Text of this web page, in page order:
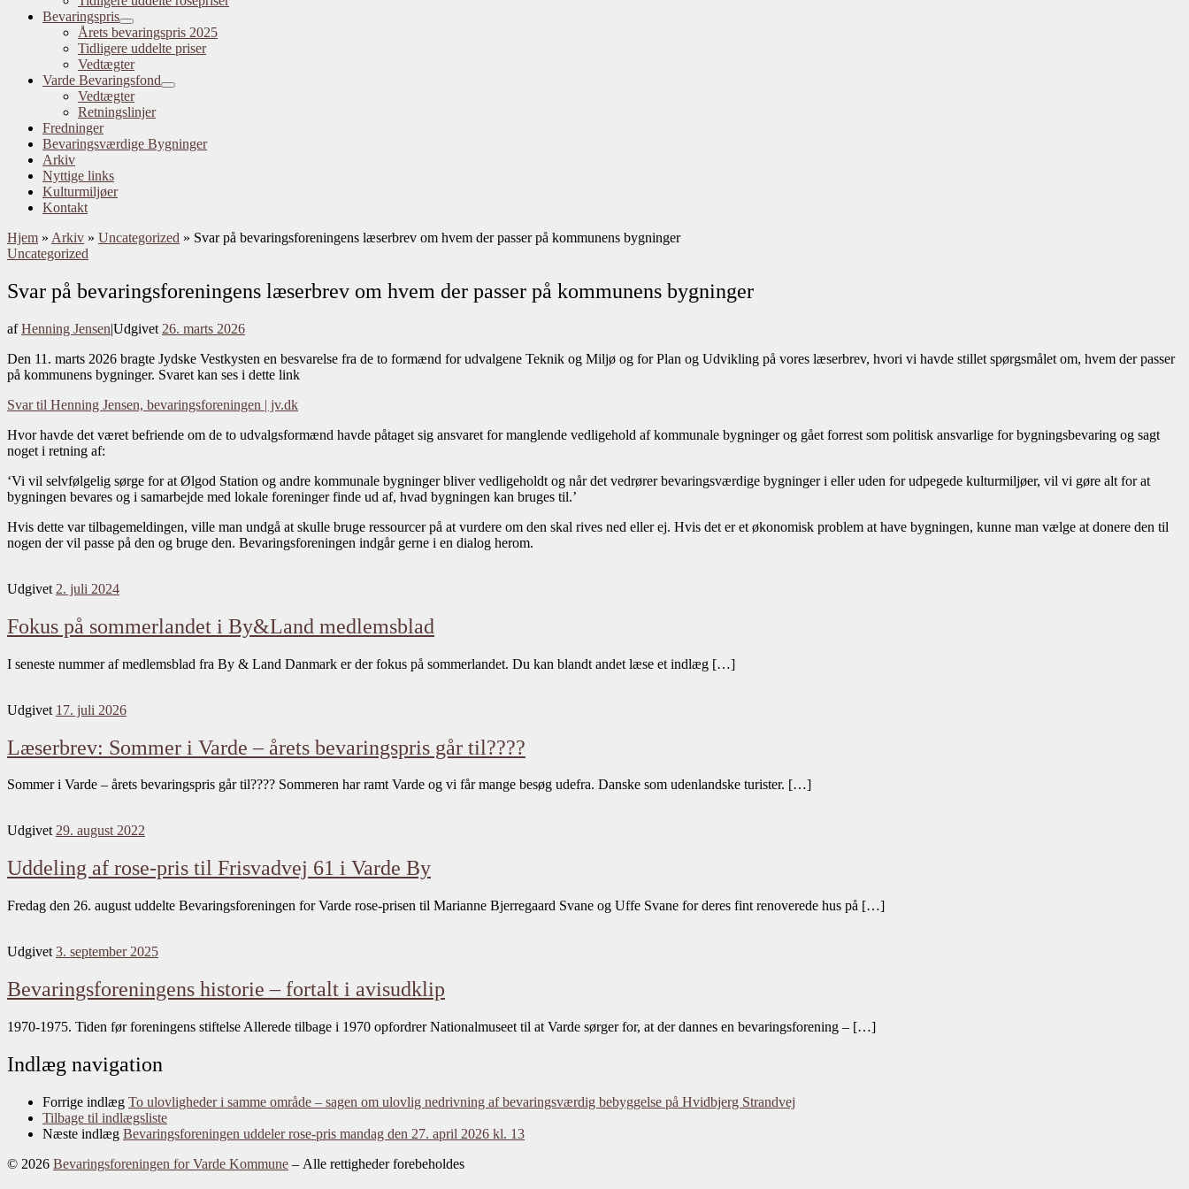
Bevaringspris
Årets bevaringspris 2025
Tidligere uddelte priser
Vedtægter
Varde Bevaringsfond
Vedtægter
Retningslinjer
Fredninger
Bevaringsværdige Bygninger
Arkiv
Nyttige links
Kulturmiljøer
Kontakt
Hjem » Arkiv » Uncategorized » Svar på bevaringsforeningens læserbrev om hvem der passer på kommunens bygninger
Uncategorized
Svar på bevaringsforeningens læserbrev om hvem der passer på kommunens bygninger
afHenning Jensen|Udgivet 26. marts 2026
Den 11. marts 2026 bragte Jydske Vestkysten en besvarelse fra de to formænd for udvalgene Teknik og Miljø og for Plan og Udvikling på vores læserbrev, hvori vi havde stillet spørgsmålet om, hvem der passer
på kommunens bygninger. Svaret kan ses i dette link
Svar til Henning Jensen, bevaringsforeningen | jv.dk
Hvor havde det været befriende om de to udvalgsformænd havde påtaget sig ansvaret for manglende vedligehold af kommunale bygninger og gået forrest som politisk ansvarlige for bygningsbevaring og sagt
noget i retning af:
‘Vi vil selvfølgelig sørge for at Ølgod Station og andre kommunale bygninger bliver vedligeholdt og når det vedrører bevaringsværdige bygninger i eller uden for udpegede kulturmiljøer, vil vi gøre alt for at
bygningen bevares og i samarbejde med lokale foreninger finde ud af, hvad bygningen kan bruges til.’
Hvis dette var tilbagemeldingen, ville man undgå at skulle bruge ressourcer på at vurdere om den skal rives ned eller ej. Hvis det er et økonomisk problem at have bygningen, kunne man vælge at donere den til
nogen der vil passe på den og bruge den. Bevaringsforeningen indgår gerne i en dialog herom.
Udgivet 2. juli 2024
Fokus på sommerlandet i By&Land medlemsblad
I seneste nummer af medlemsblad fra By & Land Danmark er der fokus på sommerlandet. Du kan blandt andet læse et indlæg […]
Udgivet 17. juli 2026
Læserbrev: Sommer i Varde – årets bevaringspris går til????
Sommer i Varde – årets bevaringspris går til???? Sommeren har ramt Varde og vi får mange besøg udefra. Danske som udenlandske turister. […]
Udgivet29. august 2022
Uddeling af rose-pris til Frisvadvej 61 i Varde By
Fredag den 26. august uddelte Bevaringsforeningen for Varde rose-prisen til Marianne Bjerregaard Svane og Uffe Svane for deres fint renoverede hus på […]
Udgivet 3. september 2025
Bevaringsforeningens historie – fortalt i avisudklip
1970-1975. Tiden før foreningens stiftelse Allerede tilbage i 1970 opfordrer Nationalmuseet til at Varde sørger for, at der dannes en bevaringsforening – […]
Indlæg navigation
Forrige indlæg To ulovligheder i samme område – sagen om ulovlig nedrivning af bevaringsværdig bebyggelse på Hvidbjerg Strandvej
Tilbage til indlægsliste
Næste indlæg Bevaringsforeningen uddeler rose-pris mandag den 27. april 2026 kl. 13
© 2026 Bevaringsforeningen for Varde Kommune – Alle rettigheder forebeholdes